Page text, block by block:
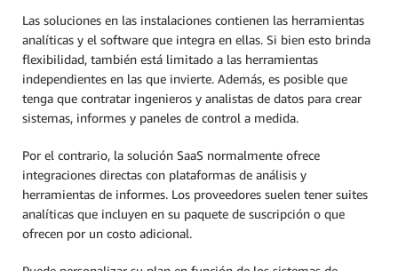
Las soluciones en las instalaciones contienen las herramientas
analíticas y el software que integra en ellas. Si bien esto brinda
flexibilidad, también está limitado a las herramientas
independientes en las que invierte. Además, es posible que
tenga que contratar ingenieros y analistas de datos para crear
sistemas, informes y paneles de control a medida.
Por el contrario, la solución SaaS normalmente ofrece
integraciones directas con plataformas de análisis y
herramientas de informes. Los proveedores suelen tener suites
analíticas que incluyen en su paquete de suscripción o que
ofrecen por un costo adicional.